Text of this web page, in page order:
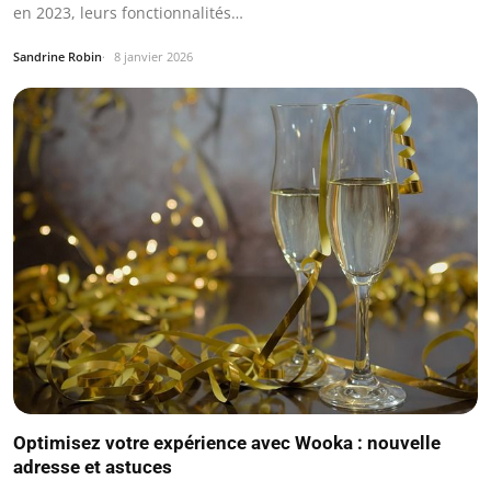
en 2023, leurs fonctionnalités…
Sandrine Robin 8 janvier 2026
Optimisez votre expérience avec Wooka : nouvelle
adresse et astuces